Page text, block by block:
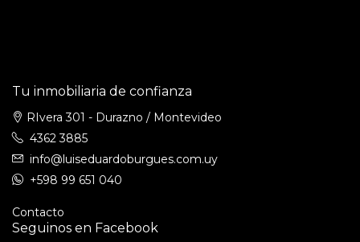
Tu inmobiliaria de confianza
RIvera 301 - Durazno / Montevideo
4362 3885
info@luiseduardoburgues.com.uy
+598 99 651 040
Contacto
Seguinos en Facebook